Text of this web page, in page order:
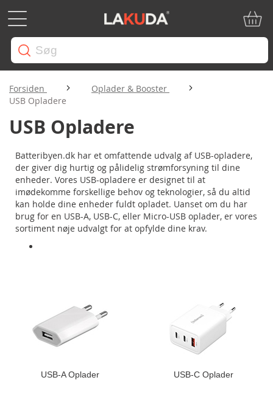
Forsiden
Oplader & Booster
USB Opladere
USB Opladere
Batteribyen.dk har et omfattende udvalg af USB-opladere,
der giver dig hurtig og pålidelig strømforsyning til dine
enheder. Vores USB-opladere er designet til at
imødekomme forskellige behov og teknologier, så du altid
kan holde dine enheder fuldt opladet. Uanset om du har
brug for en USB-A, USB-C, eller Micro-USB oplader, er vores
sortiment nøje udvalgt for at opfylde dine krav.
USB-A Oplader USB-C Oplader